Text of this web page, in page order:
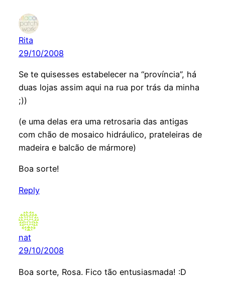
Rita
29/10/2008
Se te quisesses estabelecer na “província”, há
duas lojas assim aqui na rua por trás da minha
;))
(e uma delas era uma retrosaria das antigas
com chão de mosaico hidráulico, prateleiras de
madeira e balcão de mármore)
Boa sorte!
Reply
nat
29/10/2008
Boa sorte, Rosa. Fico tão entusiasmada! :D